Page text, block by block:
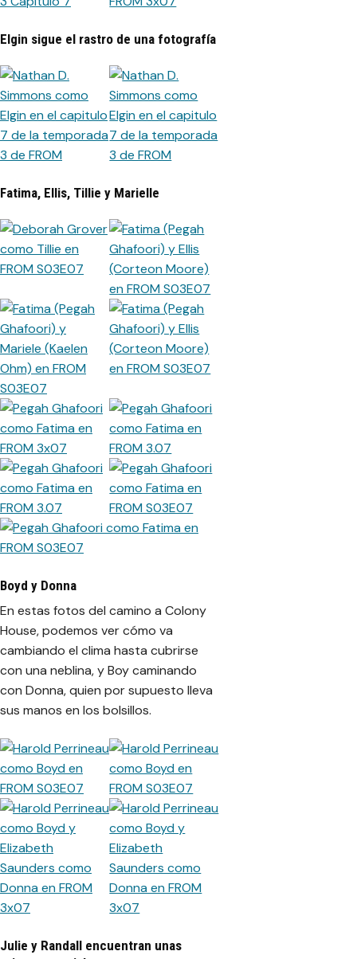
Elgin sigue el rastro de una fotografía
Fatima, Ellis, Tillie y Marielle
Boyd y Donna
En estas fotos del camino a Colony
House, podemos ver cómo va
cambiando el clima hasta cubrirse
con una neblina, y Boy caminando
con Donna, quien por supuesto lleva
sus manos en los bolsillos.
Julie y Randall encuentran unas